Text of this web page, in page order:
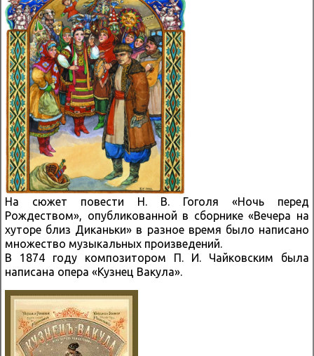
На сюжет повести Н. В. Гоголя «Ночь перед
Рождеством», опубликованной в сборнике «Вечера на
хуторе близ Диканьки» в разное время было написано
множество музыкальных произведений.
В 1874 году композитором П. И. Чайковским была
написана опера «Кузнец Вакула».